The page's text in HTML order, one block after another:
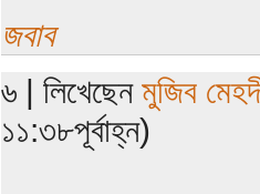
জবাব
৬ | লিখেছেন মুজিব
১১:৩৮পূর্বাহ্ন)